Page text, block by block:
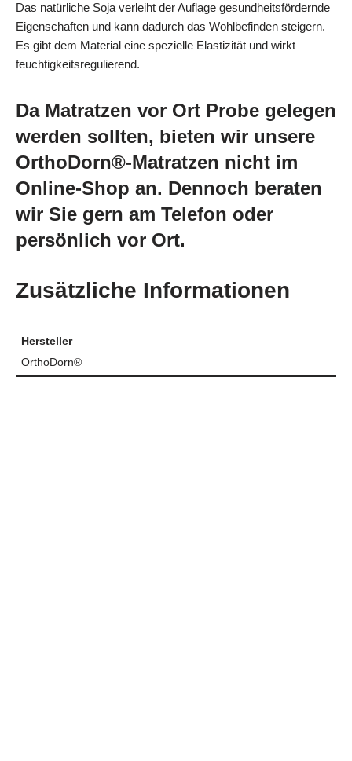
Das natürliche Soja verleiht der Auflage gesundheitsfördernde
Eigenschaften und kann dadurch das Wohlbefinden steigern.
Es gibt dem Material eine spezielle Elastizität und wirkt
feuchtigkeitsregulierend.
Da Matratzen vor Ort Probe gelegen
werden sollten, bieten wir unsere
OrthoDorn®-Matratzen nicht im
Online-Shop an. Dennoch beraten
wir Sie gern am Telefon oder
persönlich vor Ort.
Zusätzliche Informationen
Hersteller
OrthoDorn®